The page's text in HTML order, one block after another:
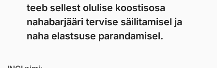
teeb sellest olulise koostisosa
nahabarjääri tervise säilitamisel ja
naha elastsuse parandamisel.